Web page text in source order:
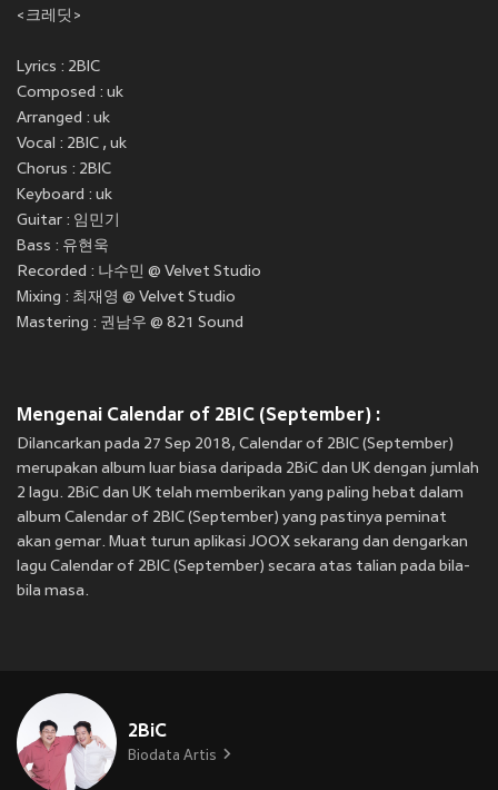
<크레딧>
Lyrics : 2BIC
Composed : uk
Arranged : uk
Vocal : 2BIC , uk
Chorus : 2BIC
Keyboard : uk
Guitar : 임민기
Bass : 유현욱
Recorded : 나수민 @ Velvet Studio
Mixing : 최재영 @ Velvet Studio
Mastering : 권남우 @ 821 Sound
Mengenai Calendar of 2BIC (September) :
Dilancarkan pada 27 Sep 2018, Calendar of 2BIC (September)
merupakan album luar biasa daripada 2BiC dan UK dengan jumlah
2 lagu. 2BiC dan UK telah memberikan yang paling hebat dalam
album Calendar of 2BIC (September) yang pastinya peminat
akan gemar. Muat turun aplikasi JOOX sekarang dan dengarkan
lagu Calendar of 2BIC (September) secara atas talian pada bila-
bila masa.
2BiC
Biodata Artis